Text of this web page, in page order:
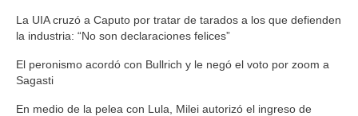
La UIA cruzó a Caputo por tratar de tarados a los que defienden
la industria: “No son declaraciones felices”
El peronismo acordó con Bullrich y le negó el voto por zoom a
Sagasti
En medio de la pelea con Lula, Milei autorizó el ingreso de